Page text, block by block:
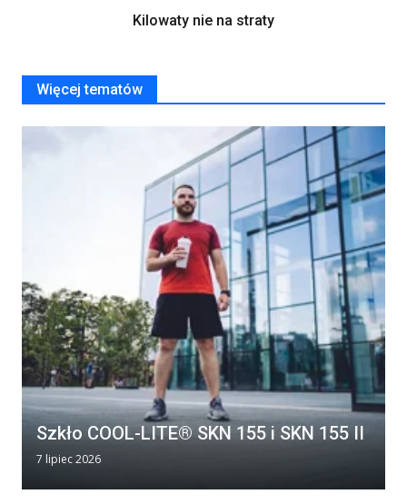
Kilowaty nie na straty
Więcej tematów
Szkło COOL-LITE® SKN 155 i SKN 155 II
7 lipiec 2026